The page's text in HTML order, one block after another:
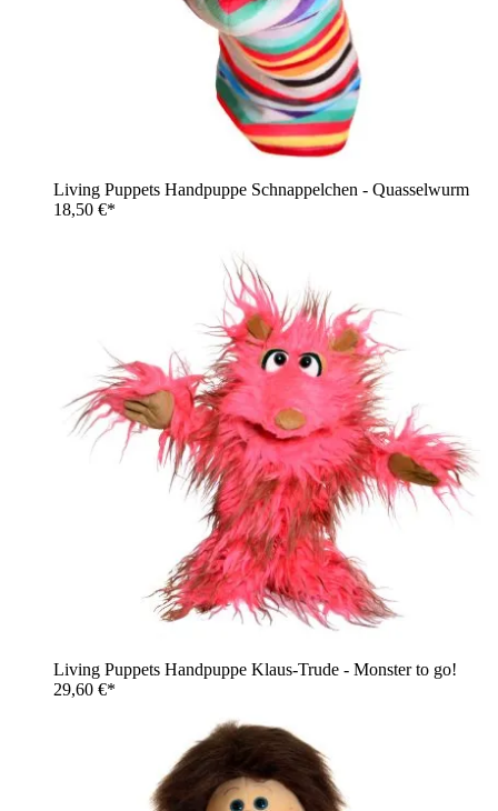
Living Puppets Handpuppe Schnappelchen - Quasselwurm
18,50 €*
Living Puppets Handpuppe Klaus-Trude - Monster to go!
29,60 €*